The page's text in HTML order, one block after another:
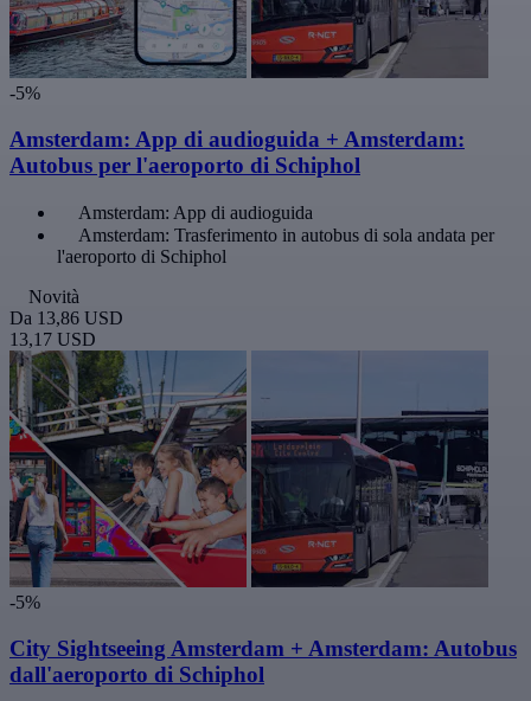
-5%
Amsterdam: App di audioguida + Amsterdam:
Autobus per l'aeroporto di Schiphol
Amsterdam: App di audioguida
Amsterdam: Trasferimento in autobus di sola andata per
l'aeroporto di Schiphol
Novità
Da 13,86 USD
13,17 USD
-5%
City Sightseeing Amsterdam + Amsterdam: Autobus
dall'aeroporto di Schiphol